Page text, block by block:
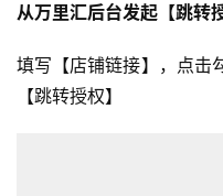
从万里汇后台发起【跳转
填写【店铺链接】，点击
【跳转授权】